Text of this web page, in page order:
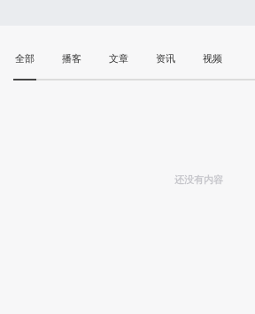
全部 播客 文章 资讯 视频
还没有内容